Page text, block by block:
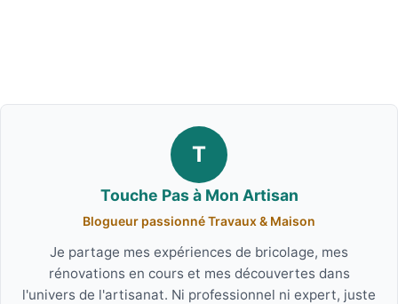
T
Touche Pas à Mon Artisan
Blogueur passionné Travaux & Maison
Je partage mes expériences de bricolage, mes
rénovations en cours et mes découvertes dans
l'univers de l'artisanat. Ni professionnel ni expert, juste